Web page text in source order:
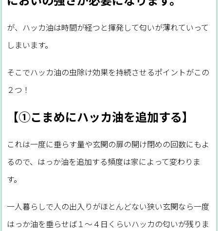
が、ハッカ油は時間が経つと揮発して匂いが薄れていって
しまいます。
そこでハッカ油の虫除け効果を持続させるポイントがこの
２つ！
【①こまめにハッカ油を追加する】
これは一度に垂らす量や玄関の扉の開け閉めの回数にもよ
るので、はっか油を追加する頻度は家によって変わりま
す。
一人暮らしで人の出入りがほとんどない狭い玄関なら一度
はっか油を垂らせば１～４日くらいハッカの匂いが残りま